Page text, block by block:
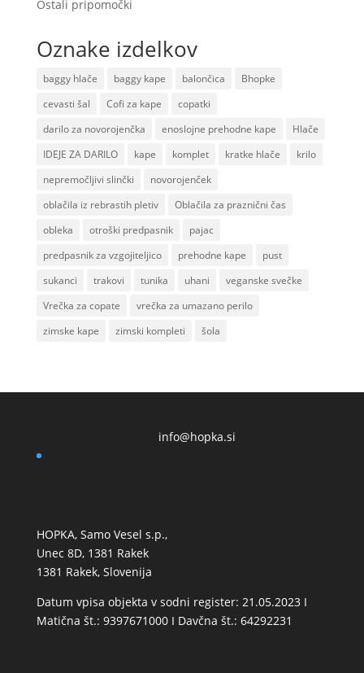
Ostali pripomočki
Oznake izdelkov
baggy hlače baggy kape balončica
Bhopke
cevasti šal
Cofi za kape
copatki
darilo za novorojenčka
enoslojne prehodne kape
Hlače
IDEJE ZA DARILO
kape komplet kratke hlače
krilo
nepremočljivi slinčki
novorojenček
oblačila iz rebrastih pletiv
Oblačila za praznični čas
obleka
otroški predpasnik
pajac
predpasnik za vzgojiteljico
prehodne kape
pust
sukanci
trakovi tunika uhani
veganske svečke
Vrečka za copate
vrečka za umazano perilo
zimske kape
zimski kompleti šola
HOPKA, Samo Vesel s.p.,
Unec 8D, 1381 Rakek
1381 Rakek, Slovenija
Datum vpisa objekta v sodni register: 21.05.2023 I
Matična št.: 9397671000 I Davčna št.: 64292231
info@hopka.si